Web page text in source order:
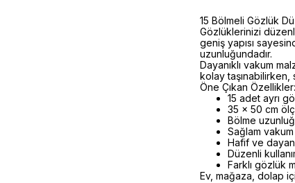
15 Bölmeli Gözlük
Gözlüklerinizi
geniş yapısı
uzunluğundadır.
Dayanıklı vakum
kolay
Öne Çıkan Özellikler:
15 adet ayrı
35 x 50 cm
Bölme
Sağlam
Hafif ve
Düzenli
Farklı gözlük
Ev, mağaza, dolap